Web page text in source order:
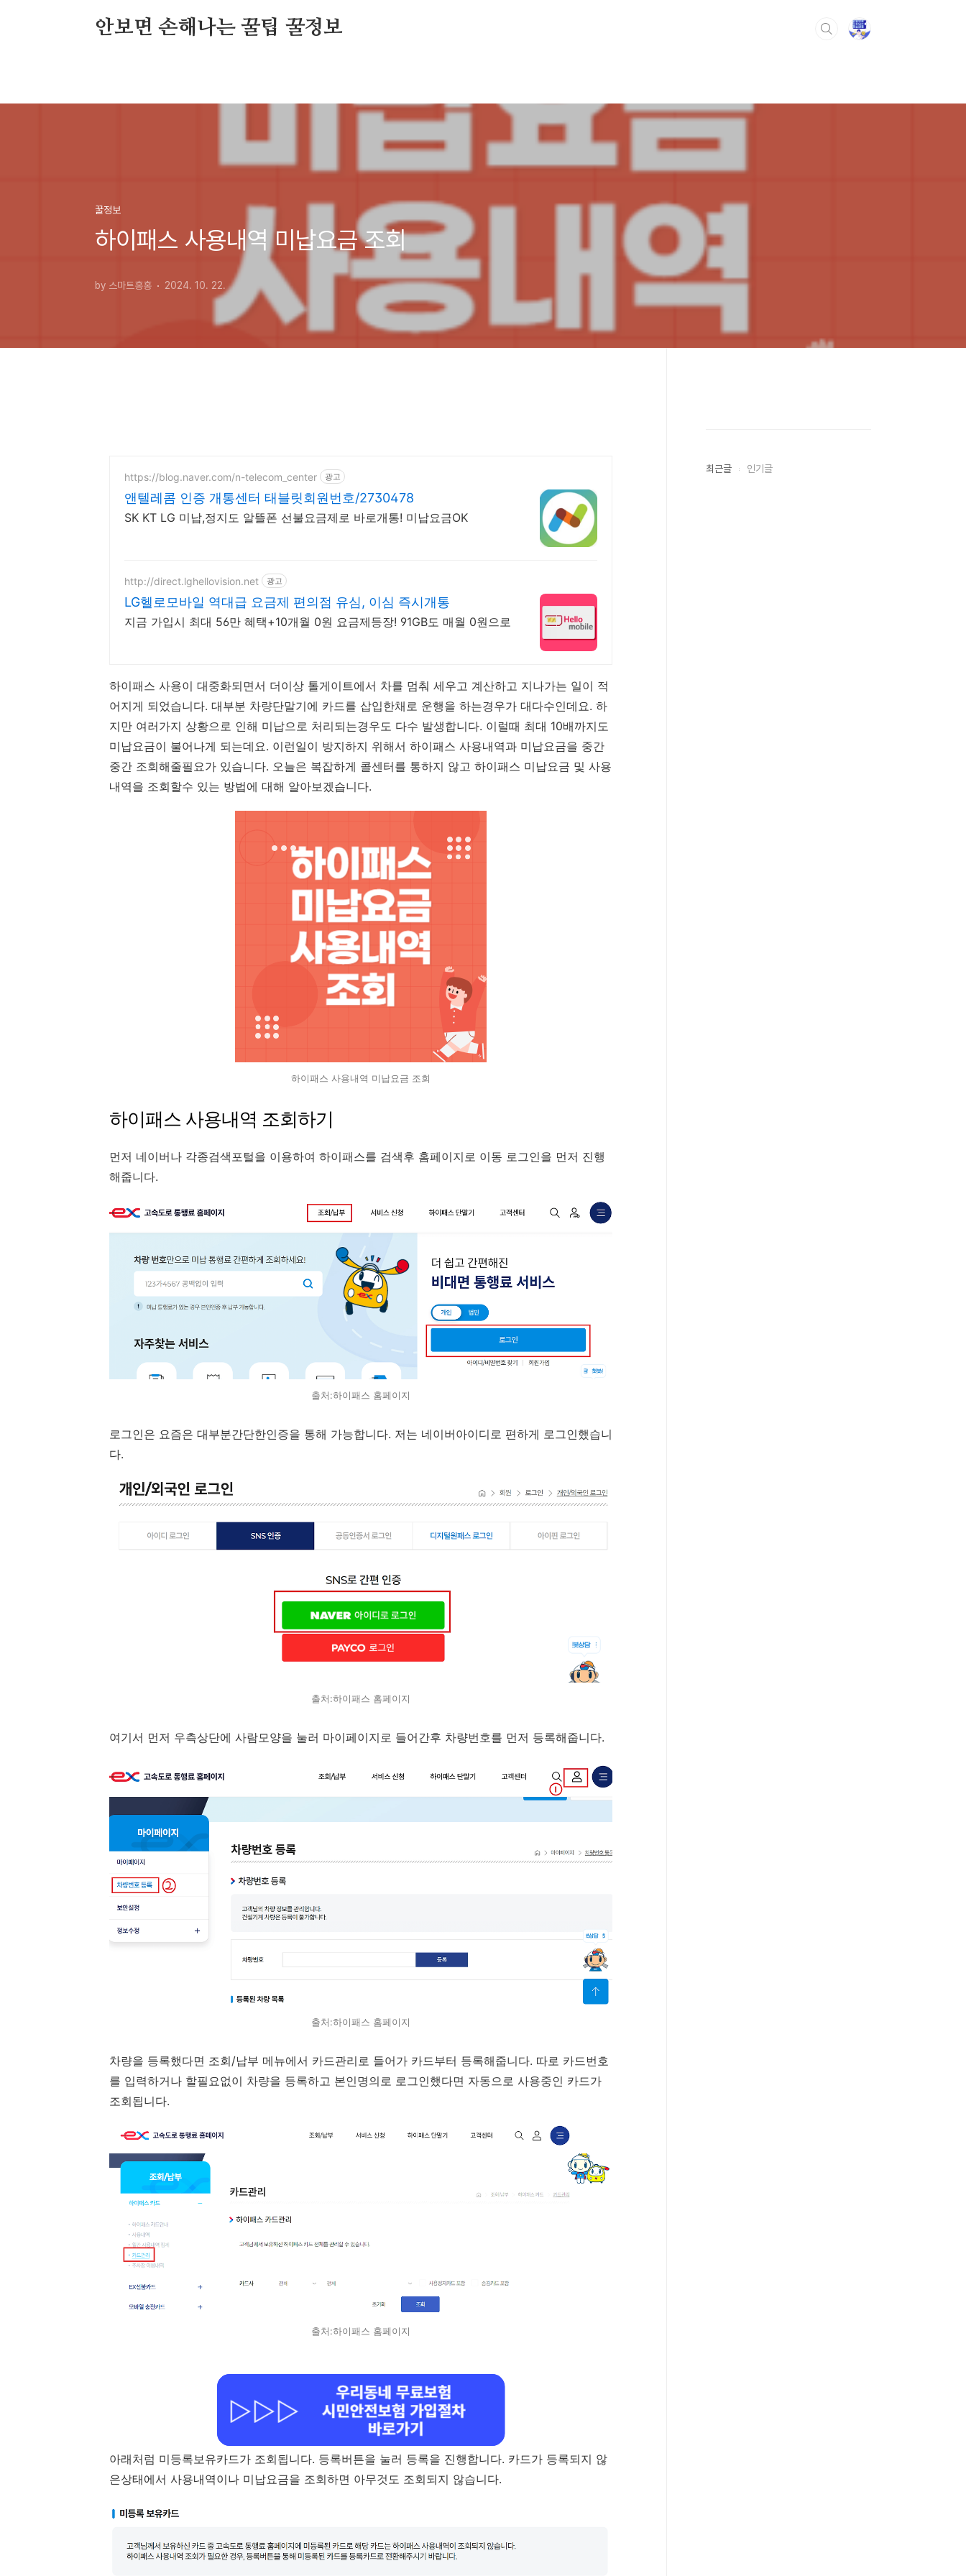
안보면 손해나는 꿀팁 꿀정보
꿀정보
하이패스 사용내역 미납요금 조회
by 스마트홍홍 2024. 10. 22.
https://blog.naver.com/n-telecom_center 광고
앤텔레콤 인증 개통센터 태블릿회원번호/2730478
SK KT LG 미납,정지도 알뜰폰 선불요금제로 바로개통! 미납요금OK
http://direct.lghellovision.net 광고
LG헬로모바일 역대급 요금제 편의점 유심, 이심 즉시개통
지금 가입시 최대 56만 혜택+10개월 0원 요금제등장! 91GB도 매월 0원으로
하이패스 사용이 대중화되면서 더이상 톨게이트에서 차를 멈춰 세우고 계산하고 지나가는 일이 적
어지게 되었습니다. 대부분 차량단말기에 카드를 삽입한채로 운행을 하는경우가 대다수인데요. 하
지만 여러가지 상황으로 인해 미납으로 처리되는경우도 다수 발생합니다. 이럴때 최대 10배까지도
미납요금이 불어나게 되는데요. 이런일이 방지하지 위해서 하이패스 사용내역과 미납요금을 중간
중간 조회해줄필요가 있습니다. 오늘은 복잡하게 콜센터를 통하지 않고 하이패스 미납요금 및 사용
내역을 조회할수 있는 방법에 대해 알아보겠습니다.
하이패스 사용내역 미납요금 조회
하이패스 사용내역 조회하기
먼저 네이버나 각종검색포털을 이용하여 하이패스를 검색후 홈페이지로 이동 로그인을 먼저 진행
해줍니다.
출처:하이패스 홈페이지
로그인은 요즘은 대부분간단한인증을 통해 가능합니다. 저는 네이버아이디로 편하게 로그인했습니
다.
출처:하이패스 홈페이지
여기서 먼저 우측상단에 사람모양을 눌러 마이페이지로 들어간후 차량번호를 먼저 등록해줍니다.
출처:하이패스 홈페이지
차량을 등록했다면 조회/납부 메뉴에서 카드관리로 들어가 카드부터 등록해줍니다. 따로 카드번호
를 입력하거나 할필요없이 차량을 등록하고 본인명의로 로그인했다면 자동으로 사용중인 카드가
조회됩니다.
출처:하이패스 홈페이지
아래처럼 미등록보유카드가 조회됩니다. 등록버튼을 눌러 등록을 진행합니다. 카드가 등록되지 않
은상태에서 사용내역이나 미납요금을 조회하면 아무것도 조회되지 않습니다.
최근글 인기글